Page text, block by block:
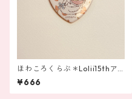
ほわころくらぶ＊Lolii15thア
ニバーサリー 缶バッジ
¥666